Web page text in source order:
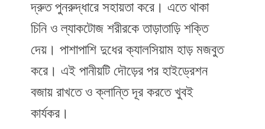
দ্রুত পুনরুদ্ধারে সহায়তা করে। এতে থাকা
চিনি ও ল্যাকটোজ শরীরকে তাড়াতাড়ি শক্তি
দেয়। পাশাপাশি দুধের ক্যালসিয়াম হাড় মজবুত
করে। এই পানীয়টি দৌড়ের পর হাইড্রেশন
বজায় রাখতে ও ক্লান্তি দূর করতে খুবই
কার্যকর।